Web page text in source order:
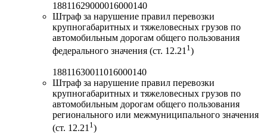
18811629000016000140
Штраф за нарушение правил перевозки
крупногабаритных и тяжеловесных грузов по
автомобильным дорогам общего пользования
федерального значения (ст. 12.21 1)
18811630011016000140
Штраф за нарушение правил перевозки
крупногабаритных и тяжеловесных грузов по
автомобильным дорогам общего пользования
регионального или межмуниципального значения
(ст. 12.211)